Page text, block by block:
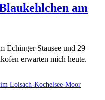
am
Echinger Stausee und 29
erwarten mich heute.